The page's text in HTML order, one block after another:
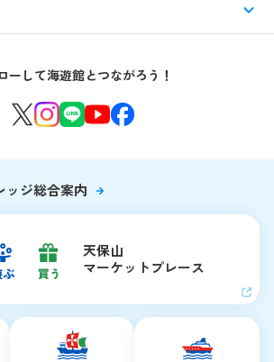
問い合わせ
ー
館探検隊 すたんぷノート
食事タイム
組み
ーして海遊館とつながろう！
ッジ総合案内
天保山
マーケットプレース